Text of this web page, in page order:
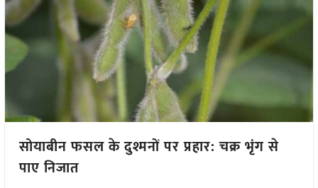
सोयाबीन फसल के दुश्मनों पर प्रहार: चक्र भृंग से
पाए निजात